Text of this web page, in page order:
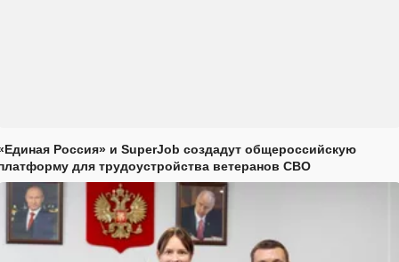
Россия» и SuperJob создадут общероссийскую
для трудоустройства ветеранов СВО